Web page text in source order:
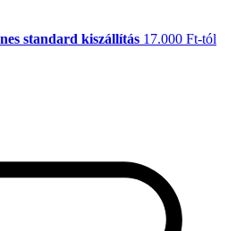
standard kiszállítás 17.000 Ft-tól